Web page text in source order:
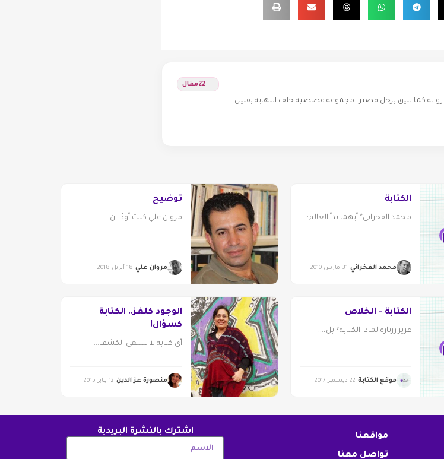
22مقال
رواية كما يليق برجل قصير ـ مجموعة قصصية خلف النهاية بقليل…
الكتابة
محمد الفخرانى* أيهما بدأ العالم:...
محمد الفخراني 31 مارس 2010
توضيح
مروان علي كنت أودّ ان...
مروان علي 18 أبريل 2018
الكتابة – الخلاص
عزيز رزنارة لماذا الكتابة؟ بل،...
موقع الكتابة 22 ديسمبر 2017
الوجود كلغز.. الكتابة
كسؤال!
أى كتابة لا تسعى لكشف...
منصورة عز الدين 12 يناير 2015
مواقعنا
تواصل معنا
اشترك بالنشرة البريدية